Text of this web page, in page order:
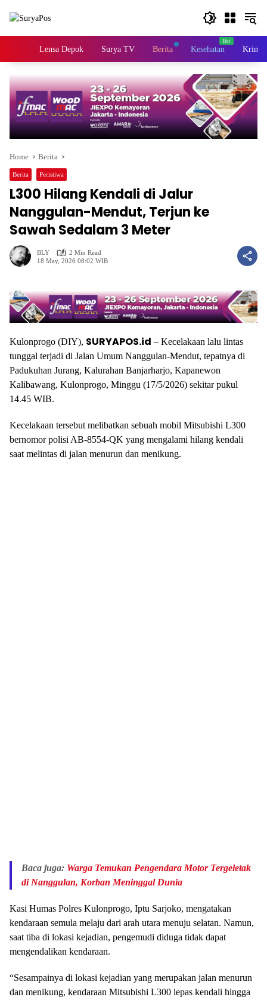
HomeLensa Depok Surya TV Berita Kesehatan
Home Berita
Berita Peristiwa
L300 Hilang Kendali di Jalur
Nanggulan-Mendut, Terjun ke
Sawah Sedalam 3 Meter
BLY
2 Min Read
18 May, 2026 08:02 WIB
Kulonprogo (DIY), SURYAPOS.id – Kecelakaan lalu lintas
tunggal terjadi di Jalan Umum Nanggulan-Mendut, tepatnya di
Padukuhan Jurang, Kalurahan Banjarharjo, Kapanewon
Kalibawang, Kulonprogo, Minggu (17/5/2026) sekitar pukul
14.45 WIB.
Kecelakaan tersebut melibatkan sebuah mobil Mitsubishi L300
bernomor polisi AB-8554-QK yang mengalami hilang kendali
saat melintas di jalan menurun dan menikung.
Baca juga: Warga Temukan Pengendara Motor Tergeletak
di Nanggulan, Korban Meninggal Dunia
Kasi Humas Polres Kulonprogo, Iptu Sarjoko, mengatakan
kendaraan semula melaju dari arah utara menuju selatan. Namun,
saat tiba di lokasi kejadian, pengemudi diduga tidak dapat
mengendalikan kendaraan.
“Sesampainya di lokasi kejadian yang merupakan jalan menurun
dan menikung, kendaraan Mitsubishi L300 lepas kendali hingga